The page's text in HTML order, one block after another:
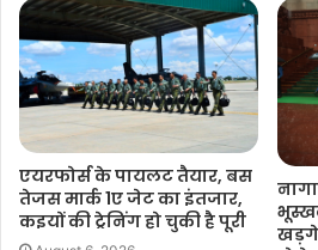
–आईएएनएस
एकेएस/एबीएम
F
W
T
C
S
एयरफोर्स के पायलट तैयार, बस
तेजस मार्क 1ए जेट का इंतजार,
कइयों की ट्रेनिंग हो चुकी है पूरी
खड़गे